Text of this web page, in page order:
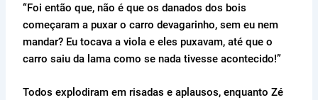
“Foi então que, não é que os danados dos bois
começaram a puxar o carro devagarinho, sem eu nem
mandar? Eu tocava a viola e eles puxavam, até que o
carro saiu da lama como se nada tivesse acontecido!”
Todos explodiram em risadas e aplausos, enquanto Zé